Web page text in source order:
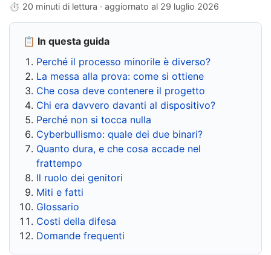
⏱ 20 minuti di lettura · aggiornato al 29 luglio 2026
📋 In questa guida
Perché il processo minorile è diverso?
La messa alla prova: come si ottiene
Che cosa deve contenere il progetto
Chi era davvero davanti al dispositivo?
Perché non si tocca nulla
Cyberbullismo: quale dei due binari?
Quanto dura, e che cosa accade nel
frattempo
Il ruolo dei genitori
Miti e fatti
Glossario
Costi della difesa
Domande frequenti